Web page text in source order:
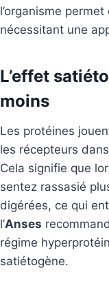
l’organisme
nécessitant une
L’effet
moins
Les protéines
les récepteurs
Cela signifie que
sentez rassasié
digérées, ce qui
l’Anses
régime
satiétogène.